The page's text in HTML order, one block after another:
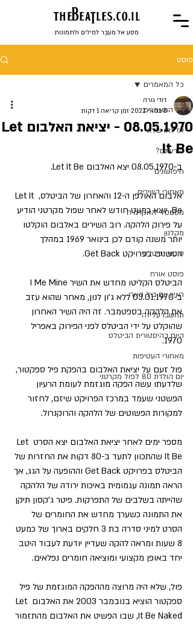
theBeaTles.co.il
מסע אל מעבֶר למילים ולתמונות
פוסט
כל המאמרים
אז זהו שלא
הידעתם?
חיפושונים
מאחורי השירים
מספסלי האקדמיה
מקלנון
סיפורי ביטלס
פוסט אורח
ראיון עם ביל הארי
תחשבו על זה
היום בהיסטורית הביטלס
מאחורי העטיפות
יום הולדת 80 לפול מקרטני
כל המאמרים
08.05.1970 - יציאת האלבום Let
It Be
דודי גורה
8 במאי 2022
זמן קריאה 1 דקות
ב-08.05.1970 יצא האלבום Let It Be.
אלבום האולפן ה-12 והאחרון של הביטלס, Let It
Be, יוצא כמעט חודש לאחר שפול מקרטני הודיע
על פירוק הלהקה. רוב השירים באלבום הוקלטו
יותר משנה קודם לכן בינואר 1969 במהלך
הסשנים בפרויקט Get Back.
ב-03.01.1970 ללא ג'ון לנון, מאחר שהוא עזב
את הלהקה בספטמבר. זה היה השיר האחרון
שהוקלט על ידי הביטלס לפני הפירוק באפריל
1970.
פול זעם על יציאת האלבום בהפקת פיל ספקטור,
שלדעתו עשה הפקה מוגזמת לעומת הרעיון
הפשטני שעמד במרכז הפרויקט שיזם, לחזור
למקורות הפשוטים של הלהקה והרוקנרול.
מספר ימים לאחר יציאת האלבום יצא הסרט Let
It Be שהתכוון לתעד ב-80 דקות את החזרות של
הביטלס בפרויקט Get Back וההופעה על הגג, אך
הראה תמונה עגמומית באיכות ירודה של הלהקה
שהייתה בשלבים של התפרקות. פיטר ג'קסון תיקן
את התמונה כשערך מחדש את החומרים של
הסרט למיני סדרה בת 3 חלקים בארוך של כמעט
8 שעות ומראה להקה שעדיין יודעת לעבוד היטב
יחד באופן מקצועי ומוציאה חומרים נפלאים.
פול, שלא היה מרוצה מההפקה המוגזמת של פיל
ספקטור הוציא בנובמבר 2003 את האלבום Let
It Be Naked, שבו הפשיט את האלבום מהתזמור